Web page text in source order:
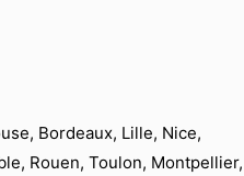
Bordeaux, Lille, Nice,
Rouen, Toulon, Montpellier,